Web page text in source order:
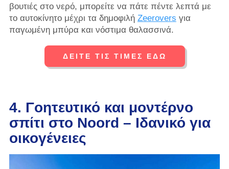
βουτιές στο νερό, μπορείτε να πάτε πέντε λεπτά με
το αυτοκίνητο μέχρι τα δημοφιλή Zeerovers για
παγωμένη μπύρα και νόστιμα θαλασσινά.
ΔΕΙΤΕ ΤΙΣ ΤΙΜΕΣ ΕΔΩ
4. Γοητευτικό και μοντέρνο
σπίτι στο Noord – Ιδανικό για
οικογένειες